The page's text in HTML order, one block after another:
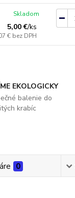
5,00 €/ks
€ bez DPH
Skladom
EKOLOGICKY
balenie do
krabíc
0